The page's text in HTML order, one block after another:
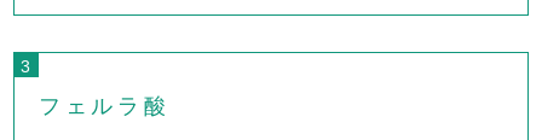
フェルラ酸